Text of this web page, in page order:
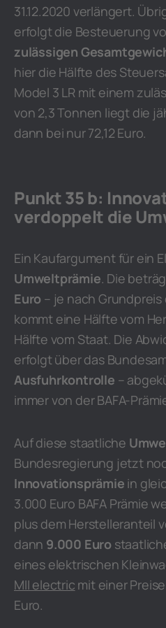
31.12.2020 verlängert.
erfolgt die Besteuerung
zulässigen
hier die Hälfte des
Model 3 LR mit einem
von 2,3 Tonnen liegt die
dann bei nur 72,12 Euro.
Punkt 35 b:
verdoppelt die
Ein Kaufargument für ein
Umweltprämie. Die
Euro – je nach
kommt eine Hälfte vom
Hälfte vom Staat. Die
erfolgt über das
Ausfuhrkontrolle –
immer von der BAFA-
Auf diese staatliche
Bundesregierung jetzt
Innovationsprämie in
3.000 Euro BAFA Prämie
plus dem Herstelleranteil
dann 9.000 Euro
eines elektrischen
MII electric mit einer
Euro.